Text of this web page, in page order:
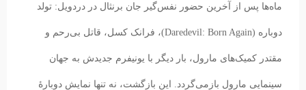
ماه‌ها پس از آخرین حضور نفس‌گیر جان برنثال در دردویل: تولد
دوباره (Daredevil: Born Again)، فرانک کسل، قاتل بی‌رحم و
مقتدر کمیک‌های مارول، بار دیگر با یونیفرم جدیدش به جهان
سینمایی مارول بازمی‌گردد. این بازگشت، نه تنها نمایش دوبارهٔ